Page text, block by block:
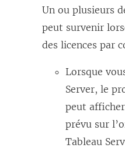
)
i
e
n
’
o
u
v
r
Un ou plusieurs
peut survenir
des licences par
Lorsque
Server, le
peut
prévu sur
Tableau